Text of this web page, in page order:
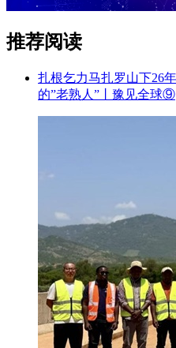
推荐阅读
扎根乞力马扎罗山下26
的”老熟人”丨豫见全球⑨